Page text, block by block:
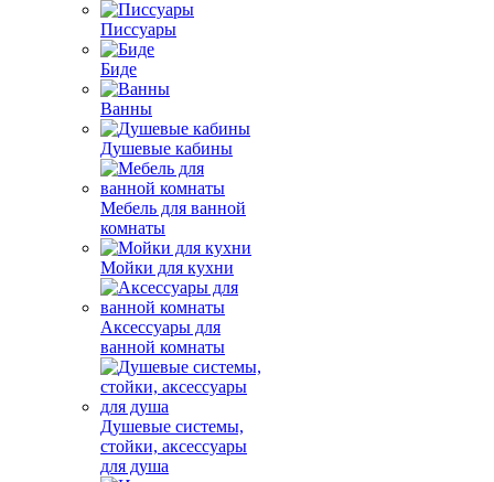
Писсуары
Биде
Ванны
Душевые кабины
Мебель для ванной
комнаты
Мойки для кухни
Аксессуары для
ванной комнаты
Душевые системы,
стойки, аксессуары
для душа